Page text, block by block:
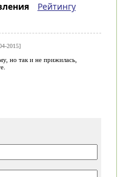
Рейтингу
2015]
но так и не прижилась,